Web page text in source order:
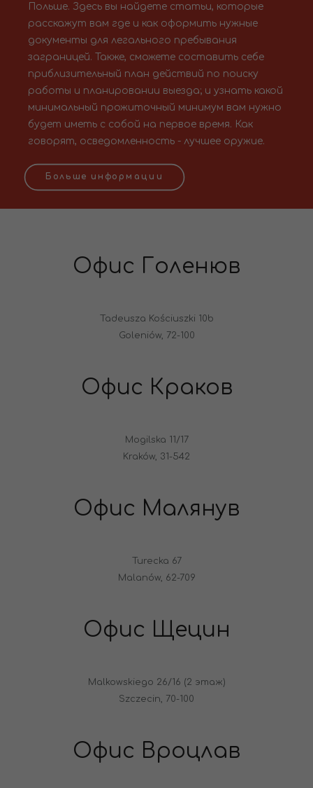
Польше. Здесь вы найдете статьи, которые
расскажут вам где и как оформить нужные
документы для легального пребывания
заграницей. Также, сможете составить себе
приблизительный план действий по поиску
работы и планировании выезда; и узнать какой
минимальный прожиточный минимум вам нужно
будет иметь с собой на первое время. Как
говорят, осведомленность - лучшее оружие.
Больше информации
Офис Голенюв
Tadeusza Kościuszki 10b
Goleniów, 72-100
Офис Краков
Mogilska 11/17
Kraków, 31-542
Офис Малянув
Turecka 67
Malanów, 62-709
Офис Щецин
Malkowskiego 26/16 (2 этаж)
Szczecin, 70-100
Офис Вроцлав